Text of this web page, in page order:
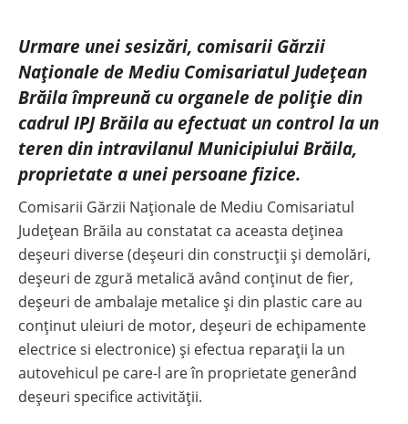
Urmare unei sesizări, comisarii Gărzii
Naționale de Mediu Comisariatul Județean
Brăila împreună cu organele de poliție din
cadrul IPJ Brăila au efectuat un control la un
teren din intravilanul Municipiului Brăila,
proprietate a unei persoane fizice.
Comisarii Gărzii Naționale de Mediu Comisariatul
Județean Brăila au constatat ca aceasta deținea
deșeuri diverse (deșeuri din construcții și demolări,
deșeuri de zgură metalică având conținut de fier,
deșeuri de ambalaje metalice și din plastic care au
conținut uleiuri de motor, deșeuri de echipamente
electrice si electronice) și efectua reparații la un
autovehicul pe care-l are în proprietate generând
deșeuri specifice activității.